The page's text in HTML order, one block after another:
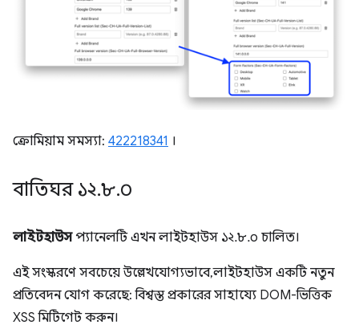
ক্রোমিয়াম সমস্যা: 422218341 ।
বাতিঘর ১২.৮.০
লাইটহাউসপ্যানেলটি এখন লাইটহাউস ১২.৮.০ চালিত।
এই সংস্করণে সবচেয়ে উল্লেখযোগ্যভাবে, লাইটহাউস একটি নতুন
প্রতিবেদন যোগ করেছে: বিশ্বস্ত প্রকারের সাহায্যে DOM-ভিত্তিক
XSS মিটিগেট করুন।